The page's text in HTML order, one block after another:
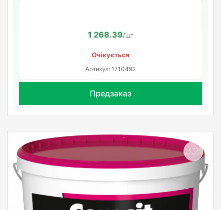
1 268.39/шт
Очікується
Артикул: 1710492
Предзаказ